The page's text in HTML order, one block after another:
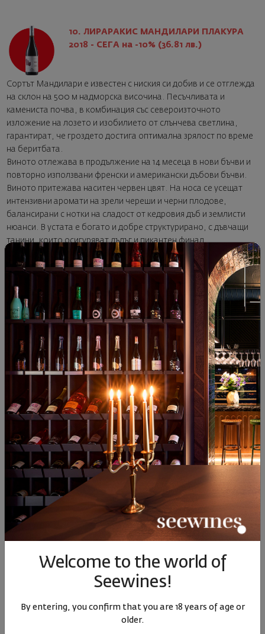
10. ЛИРАРАКИС МАНДИЛАРИ ПЛАКУРА
2018 - СЕГА на -10% (36.81 лв.)
Сортът Мандилари е известен с ниския си добив и се отглежда
на склон на 500 м надморска височина. Песъчливата и
камениста почва, в комбинация със североизточното
изложение на лозето и изобилието от слънчева светлина,
гарантират, че гроздето достига оптимална зрялост по време
на беритбата.
Виното отлежава в продължение на 14 месеца в нови бъчви и
повторно използвани френски и американски дъбови бъчви.
Виното притежава наситен червен цвят. На носа се усещат
интензивни аромати на зрели череши и черни плодове,
балансирани с нотки на сладост от кедровия дъб и землисти
нюанси. В устата е богато и добре структурирано, с дъвчащи
танини, които осигуряват дълъг и пикантен финал.
Съчетайте с печено говеждо, ястия от червено месо, дивеч и
пикантни сирена за пълноценна дегустация.
КУПИ ТУК
The secret box of the discoverer
The secret box is an invitation. To relax. To travel with your
senses. To allow yourself a little French escape.
BUY HERE
Related products
Welcome to the world of
Seewines!
By entering, you confirm that you are 18 years of age or
older.